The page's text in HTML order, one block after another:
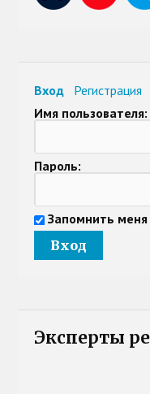
Вход Регистрация
Имя пользователя:
Пароль:
Запомнить меня
Эксперты